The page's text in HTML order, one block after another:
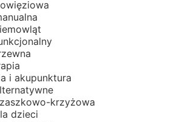
i akupunktura
krzyżowa
dzieci